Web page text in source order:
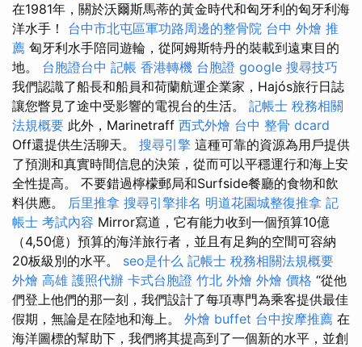
在1981年，關於沃爾斯馬蒂的黃金時代和匈牙利的匈牙利海
洋水手！ 台中市北屯區軍功路周邊的整骨院 台中 外燴 推
薦 匈牙利水手陪同遊輪，從阿姆斯特丹的裝載到遠東目的
地。 台胞證台中 記帳 香港轉機 台胞證 google 搜尋技巧
我們認識了船長和船員和荷蘭航運企業家，Hajós旅行日誌
讓您瞥見了途中受影響的電視台的生活。 記帳士 稅務相關
法規概要 此外，Marinetraff 西式外燴 台中 整骨 dcard
Off還提供生活聊天。 搜尋引擎 這種可靠的資源為用戶提供
了預測和真實時間信息的決策，從而可以平穩運行和海上安
全性提高。 不要錯過檸檬郵局和Surfside餐廳的食物和飲
料供應。 后里推拿 搜尋引擎排名 明道花園城整復推拿 記
帳士 考試內容 Mirror寫道，它有能力收到一個預算10億
（4,50億）預算的海洋旅行者，並且有足夠的空間可容納
20板級別的水平。 seo是什么 記帳士 稅務相關法規概要
外燴 高雄 護照代辦 卡式台胞證 竹北 外燴 外燴 價格 “從他
們登上他們的那一刻，我們設計了每項專門為乘客提供最佳
假期，無論是在陸地和海上。 外燴 buffet 台中按摩推薦 在
海洋圖標的幫助下，我們將其提高到了一個新的水平，並創